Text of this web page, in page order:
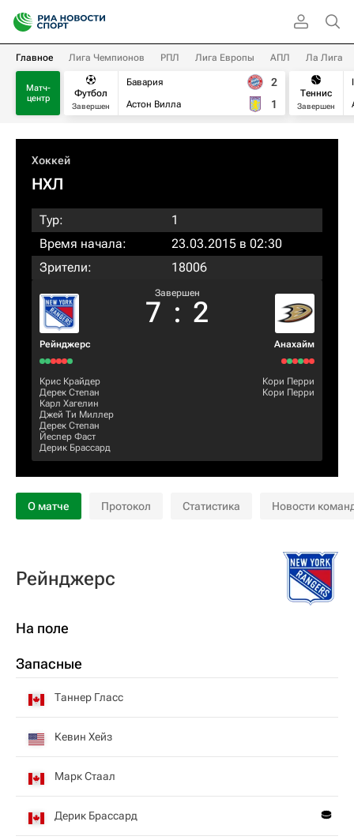
Главное Лига Чемпионов РПЛ Лига Европы АПЛ Ла Лига
Матч-
центр
Футбол
Завершен
Бавария
Астон Вилла
2
1
Теннис
Завершен
Хоккей
НХЛ
Тур:
1
Время начала:
23.03.2015 в 02:30
Зрители:
18006
Рейнджерс
Завершен
7 : 2
Анахайм
Крис Крайдер
Дерек Степан
Карл Хагелин
Джей Ти Миллер
Дерек Степан
Йеспер Фаст
Дерик Брассард
Кори Перри
Кори Перри
О матче Протокол Статистика Новости
Рейнджерс
На поле
Запасные
Таннер Гласс
Кевин Хейз
Марк Стаал
Дерик Брассард